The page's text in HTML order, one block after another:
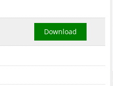
Download